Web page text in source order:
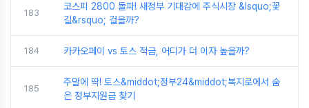
183
코스피 2800 돌파! 새정부 기대감에 주식시장 &lsquo;꽃
길&rsquo; 걸을까?
184 카카오페이 vs 토스 적금, 어디가 더 이자 높을까?
185
주말에 딱! 토스&middot;정부24&middot;복지로에서 숨
은 정부지원금 찾기